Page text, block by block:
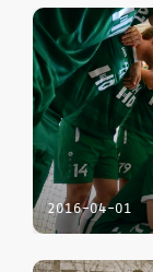
2016-04-01